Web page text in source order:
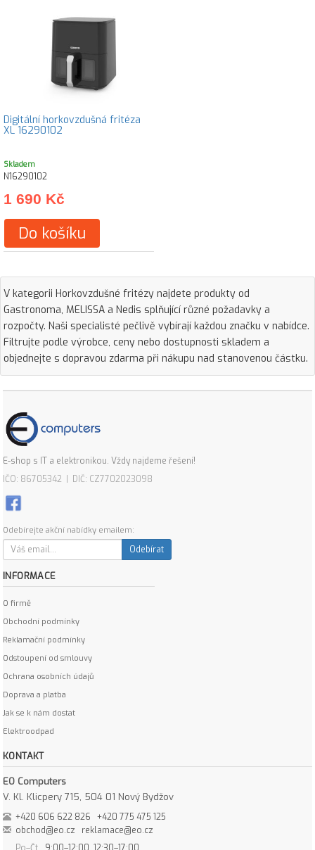
Digitální horkovzdušná fritéza
XL 16290102
Skladem
N16290102
1 690 Kč
Do košíku
V kategorii Horkovzdušné fritézy najdete produkty od
Gastronoma, MELISSA a Nedis splňující různé požadavky a
rozpočty. Naši specialisté pečlivě vybírají každou značku v nabídce.
Filtrujte podle výrobce, ceny nebo dostupnosti skladem a
objednejte s dopravou zdarma při nákupu nad stanovenou částku.
E-shop s IT a elektronikou. Vždy najdeme řešení!
IČO: 86705342 | DIČ: CZ7702023098
Odebírejte akční nabídky emailem:
Odebírat
INFORMACE
O firmě
Obchodní podmínky
Reklamační podmínky
Odstoupení od smlouvy
Ochrana osobních údajů
Doprava a platba
Jak se k nám dostat
Elektroodpad
KONTAKT
EO Computers
V. Kl. Klicpery 715, 504 01 Nový Bydžov
+420 606 622 826
+420 775 475 125
obchod@eo.cz
reklamace@eo.cz